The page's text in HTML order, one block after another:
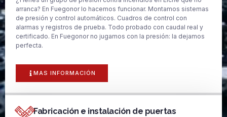
arranca? En Fuegonor lo hacemos funcionar. Montamos sistemas
de presión y control automáticos. Cuadros de control con
alarmas y registros de prueba. Todo probado con caudal real y
certificado. En Fuegonor no jugamos con la presión: la dejamos
perfecta.
MAS INFORMACIÓN
Fabricación e instalación de puertas